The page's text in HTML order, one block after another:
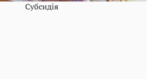
Субсидія